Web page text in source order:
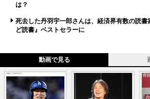
は？
死去した丹羽宇一郎さんは、経済界有数の読
ど読書』ベストセラーに
動画で見る